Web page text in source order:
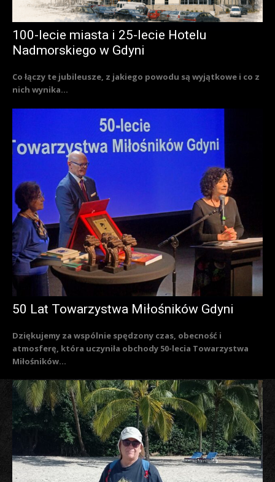
100-lecie miasta i 25-lecie Hotelu
Nadmorskiego w Gdyni
Co łączy te jubileusze, z jakiego powodu są wyjątkowe i co z
nich wynika...
50 Lat Towarzystwa Miłośników Gdyni
Dziękujemy za wspólnie spędzony czas, obecność i
atmosferę, która uczyniła obchody 50-lecia Towarzystwa
Miłośników...